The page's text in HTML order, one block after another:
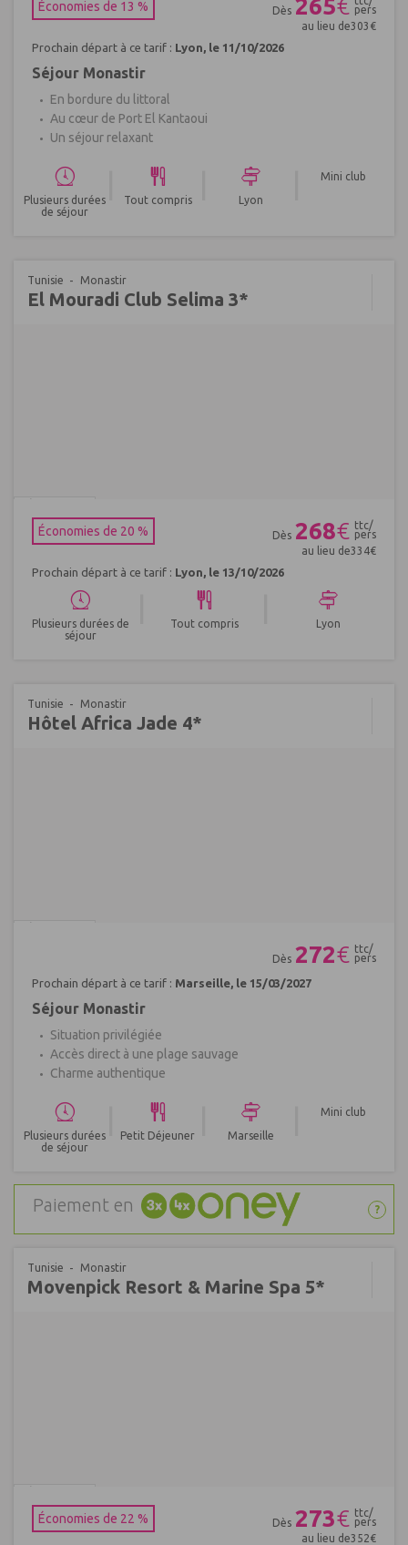
Économies de 13 % Dès 265€ pers
au lieu de303 €
Prochain départ à ce tarif : Lyon, le 11/10/2026
Séjour Monastir
En bordure du littoral
Au cœur de Port El Kantaoui
Un séjour relaxant
Plusieurs durées
de séjour
Tout compris Lyon
Mini club
Tunisie Monastir
El Mouradi Club Selima 3*
Économies de 20 %
Dès 268€ ttc/
pers
au lieu de334€
Prochain départ à ce tarif : Lyon, le 13/10/2026
Plusieurs durées de
séjour
Tout compris Lyon
Tunisie Monastir
Hôtel Africa Jade 4*
Dès 272€ ttc/
pers
Prochain départ à ce tarif : Marseille, le 15/03/2027
Séjour Monastir
Situation privilégiée
Accès direct à une plage sauvage
Charme authentique
Plusieurs durées
de séjour
Petit Déjeuner Marseille
Mini club
Paiement en ?
Tunisie Monastir
Movenpick Resort & Marine Spa 5*
Économies de 22 %
Dès 273€ ttc/
pers
au lieu de352€